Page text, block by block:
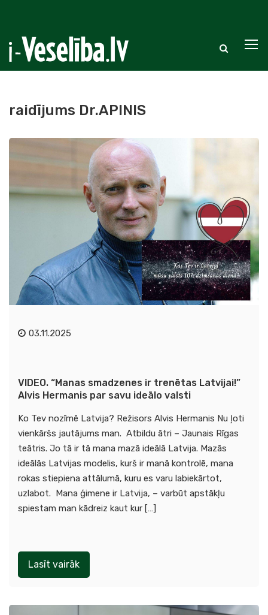
raidījums Dr.APINIS
03.11.2025
VIDEO. “Manas smadzenes ir trenētas Latvijai!”
Alvis Hermanis par savu ideālo valsti
Ko Tev nozīmē Latvija? Režisors Alvis Hermanis Nu ļoti
vienkāršs jautājums man. Atbildu ātri – Jaunais Rīgas
teātris. Jo tā ir tā mana mazā ideālā Latvija. Mazās
ideālās Latvijas modelis, kurš ir manā kontrolē, mana
rokas stiepiena attālumā, kuru es varu labiekārtot,
uzlabot. Mana ģimene ir Latvija, – varbūt apstākļu
spiestam man kādreiz kaut kur […]
Lasīt vairāk